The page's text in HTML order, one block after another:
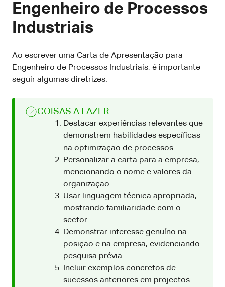
Engenheiro de Processos
Industriais
Ao escrever uma Carta de Apresentação para
Engenheiro de Processos Industriais, é importante
seguir algumas diretrizes.
COISAS A FAZER
Destacar experiências relevantes que
demonstrem habilidades específicas
na optimização de processos.
Personalizar a carta para a empresa,
mencionando o nome e valores da
organização.
Usar linguagem técnica apropriada,
mostrando familiaridade com o
sector.
Demonstrar interesse genuíno na
posição e na empresa, evidenciando
pesquisa prévia.
Incluir exemplos concretos de
sucessos anteriores em projectos